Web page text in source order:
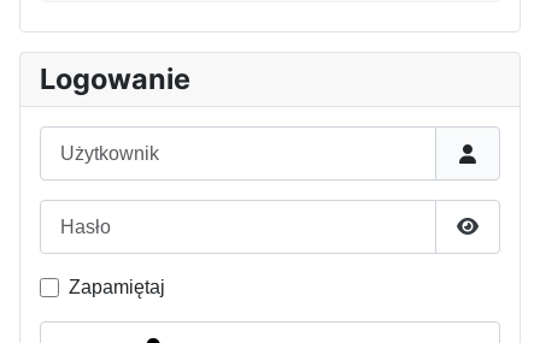
Logowanie
Pokaż
Zapamiętaj